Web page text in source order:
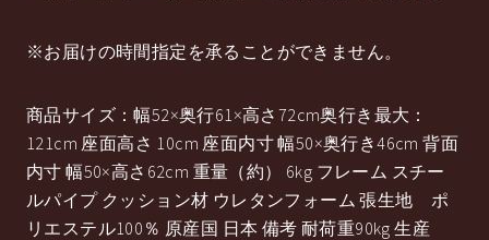
※お届けの時間指定を承ることができません。
商品サイズ：幅52×奥行61×高さ72cm奥行き最大：
121cm 座面高さ 10cm 座面内寸 幅50×奥行き46cm 背面
内寸 幅50×高さ62cm 重量（約） 6kg フレーム スチー
ルパイプ クッション材 ウレタンフォーム 張生地 ポ
リエステル100％ 原産国 日本 備考 耐荷重90kg 生産